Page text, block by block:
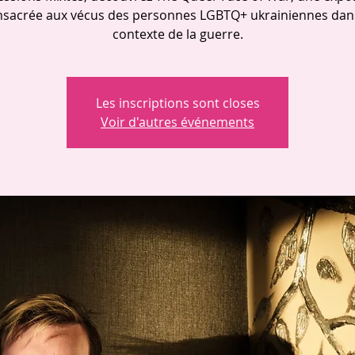
aux vécus des personnes LGBTQ+ ukrainiennes
contexte de la guerre.
Les inscriptions sont closes
Voir d'autres événements